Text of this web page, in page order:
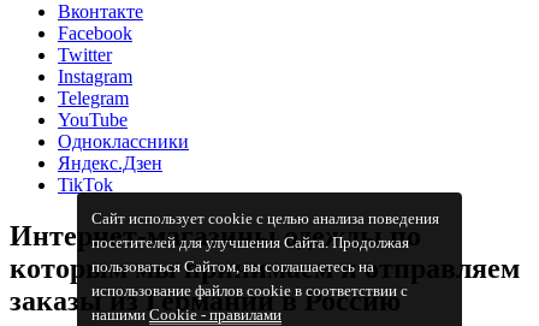
Сайт использует cookie с целью анализа поведения
посетителей для улучшения Сайта. Продолжая
пользоваться Сайтом, вы соглашаетесь на
использование файлов cookie в соответствии с
нашимиCookiе - правилами
Вконтакте
Facebook
Twitter
Instagram
Telegram
YouTube
Одноклассники
Яндекс.Дзен
TikTok
Интернет-магазины одежды по
которым мы принимаем и отправляем
заказы из Германии в Россию